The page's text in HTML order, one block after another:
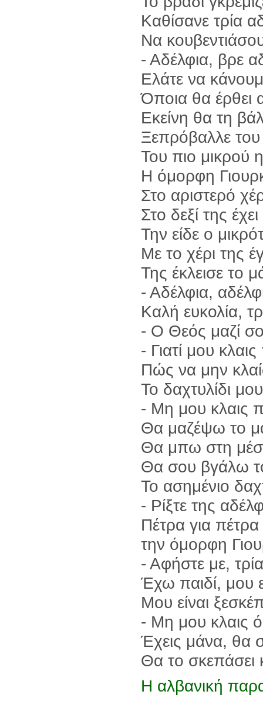
Καθίσανε τρία
Να
- Αδέλφια, βρε
Ελάτε να
Όποια θα έρθει
Εκείνη θα τη
Ξεπρόβαλλε
Του πιο μικρού
Η όμορφη
Στο αριστερό
Στο δεξί της
Την είδε ο
Με το χέρι της
Της έκλεισε το
- Αδέλφια,
Καλή ευκολία,
- Ο Θεός μαζί
- Γιατί μου
Πώς να μην
Το δαχτυλίδι
- Μη μου κλαις
Θα μαζέψω το
Θα μπω στη
Θα σου βγάλω το
Το ασημένιο
- Ρίξτε της
Πέτρα για πέτρα
την όμορφη
- Αφήστε με,
Έχω παιδί, μου
Μου είναι
- Μη μου κλαις
Έχεις μάνα, θα
Θα το σκεπάσει
Η αλβανική